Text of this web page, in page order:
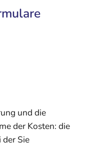
und die
der Kosten: die
Sie